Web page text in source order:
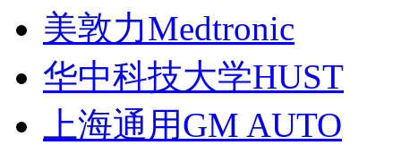
美敦力Medtronic
华中科技大学HUST
上海通用GM AUTO